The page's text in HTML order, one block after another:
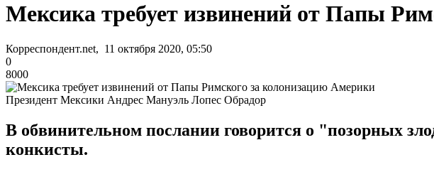
Мексика требует извинений от Папы
Корреспондент.net, 11 октября 2020, 05:50
0
8000
Президент Мексики Андрес Мануэль Лопес Обрадор
В обвинительном послании говорится о "позорных
конкисты.